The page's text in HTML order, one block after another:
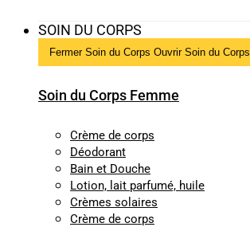
SOIN DU CORPS
Fermer Soin du Corps Ouvrir Soin du Corps
Soin du Corps Femme
Crème de corps
Déodorant
Bain et Douche
Lotion, lait parfumé, huile
Crèmes solaires
Crème de corps